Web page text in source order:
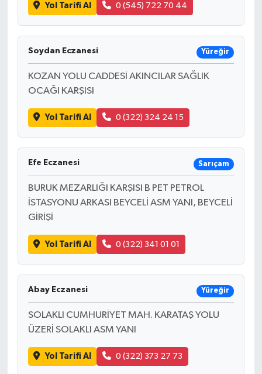
Yol Tarifi Al 0 (545) 722 70 44
Soydan Eczanesi Yüreğir
KOZAN YOLU CADDESİ AKINCILAR SAĞLIK
OCAĞI KARŞISI
Yol Tarifi Al 0 (322) 324 24 15
Efe Eczanesi Sarıçam
BURUK MEZARLIĞI KARŞISI B PET PETROL
İSTASYONU ARKASI BEYCELİ ASM YANI, BEYCELİ
GİRİŞİ
Yol Tarifi Al 0 (322) 341 01 01
Abay Eczanesi Yüreğir
SOLAKLI CUMHURİYET MAH. KARATAŞ YOLU
ÜZERİ SOLAKLI ASM YANI
Yol Tarifi Al 0 (322) 373 27 73